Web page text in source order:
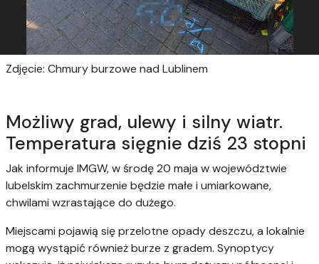
Zdjęcie: Chmury burzowe nad Lublinem
Możliwy grad, ulewy i silny wiatr.
Temperatura sięgnie dziś 23 stopni
Jak informuje IMGW, w środę 20 maja w województwie
lubelskim zachmurzenie będzie małe i umiarkowane,
chwilami wzrastające do dużego.
Miejscami pojawią się przelotne opady deszczu, a lokalnie
mogą wystąpić również burze z gradem. Synoptycy